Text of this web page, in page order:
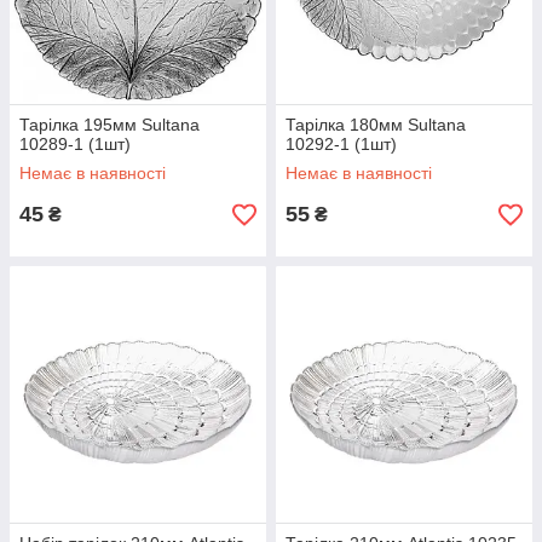
Тарілка 195мм Sultana
10289-1 (1шт)
Немає в наявності
45 ₴
Тарілка 180мм Sultana
10292-1 (1шт)
Немає в наявності
55 ₴